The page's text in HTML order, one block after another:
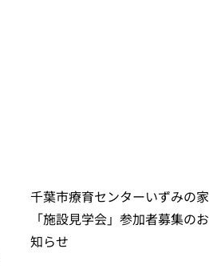
千葉市療育センターいずみの家
「施設見学会」参加者募集のお
知らせ